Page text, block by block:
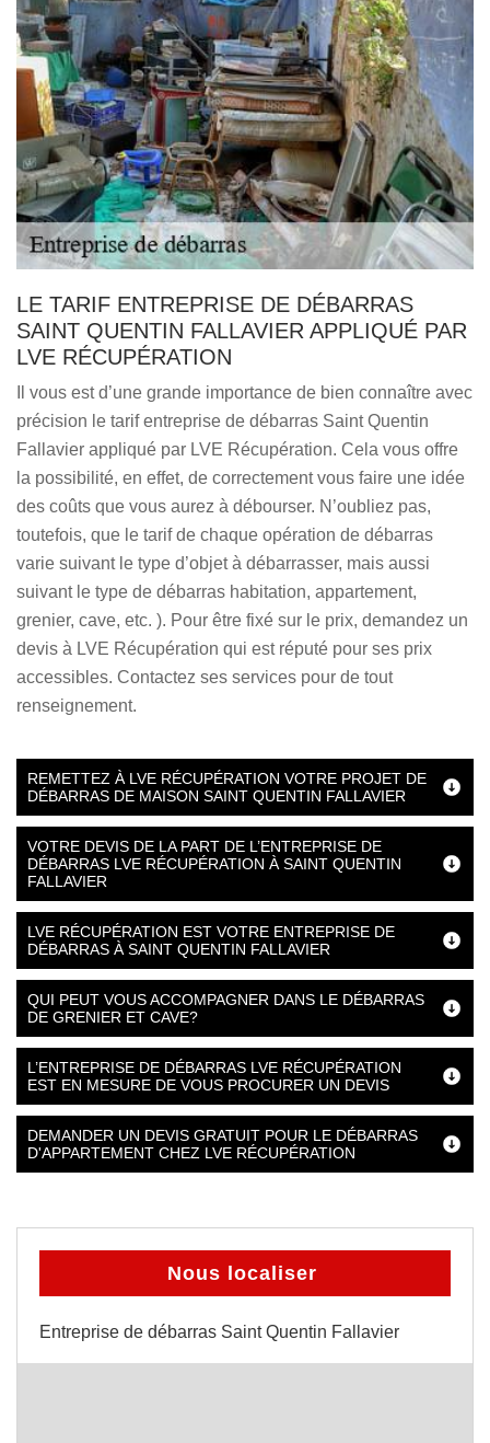
LE TARIF ENTREPRISE DE DÉBARRAS
SAINT QUENTIN FALLAVIER APPLIQUÉ PAR
LVE RÉCUPÉRATION
Il vous est d’une grande importance de bien connaître avec
précision le tarif entreprise de débarras Saint Quentin
Fallavier appliqué par LVE Récupération. Cela vous offre
la possibilité, en effet, de correctement vous faire une idée
des coûts que vous aurez à débourser. N’oubliez pas,
toutefois, que le tarif de chaque opération de débarras
varie suivant le type d’objet à débarrasser, mais aussi
suivant le type de débarras habitation, appartement,
grenier, cave, etc. ). Pour être fixé sur le prix, demandez un
devis à LVE Récupération qui est réputé pour ses prix
accessibles. Contactez ses services pour de tout
renseignement.
REMETTEZ À LVE RÉCUPÉRATION VOTRE PROJET DE
DÉBARRAS DE MAISON SAINT QUENTIN FALLAVIER
VOTRE DEVIS DE LA PART DE L’ENTREPRISE DE
DÉBARRAS LVE RÉCUPÉRATION À SAINT QUENTIN
FALLAVIER
LVE RÉCUPÉRATION EST VOTRE ENTREPRISE DE
DÉBARRAS À SAINT QUENTIN FALLAVIER
QUI PEUT VOUS ACCOMPAGNER DANS LE DÉBARRAS
DE GRENIER ET CAVE?
L’ENTREPRISE DE DÉBARRAS LVE RÉCUPÉRATION
EST EN MESURE DE VOUS PROCURER UN DEVIS
DEMANDER UN DEVIS GRATUIT POUR LE DÉBARRAS
D'APPARTEMENT CHEZ LVE RÉCUPÉRATION
Nous localiser
Entreprise de débarras Saint Quentin Fallavier